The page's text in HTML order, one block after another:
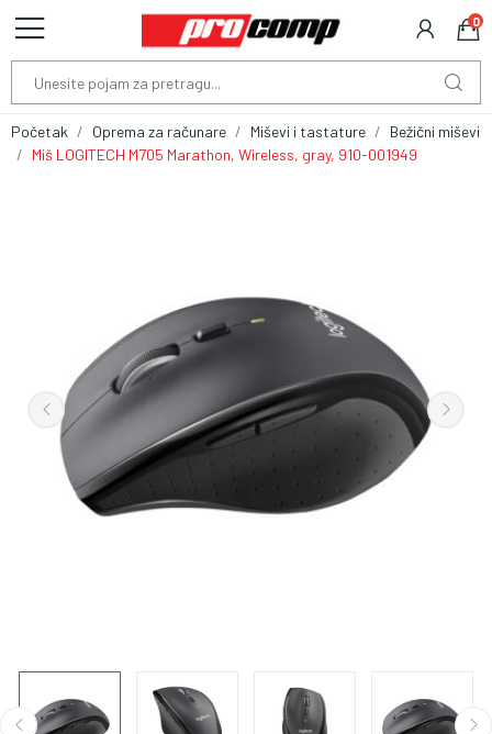
0
Početak Oprema za računare Miševi i tastature
Bežični miševi
Miš LOGITECH M705 Marathon, Wireless, gray, 910-001949